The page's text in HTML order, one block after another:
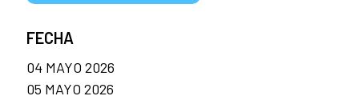
FECHA
04 MAYO 2026
05 MAYO 2026